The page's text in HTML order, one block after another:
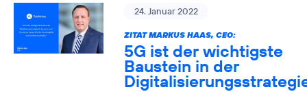
24. Januar 2022
ZITAT MARKUS HAAS, CEO:
5G ist der wichtigste
Baustein in der